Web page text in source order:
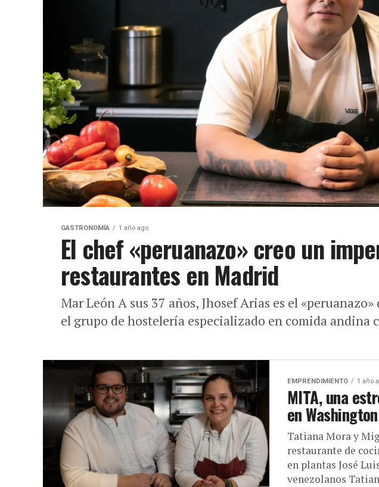
GASTRONOMÍA 1 año ago
El chef «peruanazo» creo un
restaurantes en Madrid
Mar León A sus 37 años, Jhosef Arias es el
el grupo de hostelería especializado en comida andina
EMPRENDIMIENTO 1 año
MITA, una
en Washington
Tatiana Mora y
restaurante de
en plantas José
venezolanos